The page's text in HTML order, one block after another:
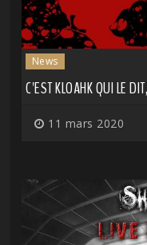
News
C'EST KLOAHK QUI LE
11 mars 2020